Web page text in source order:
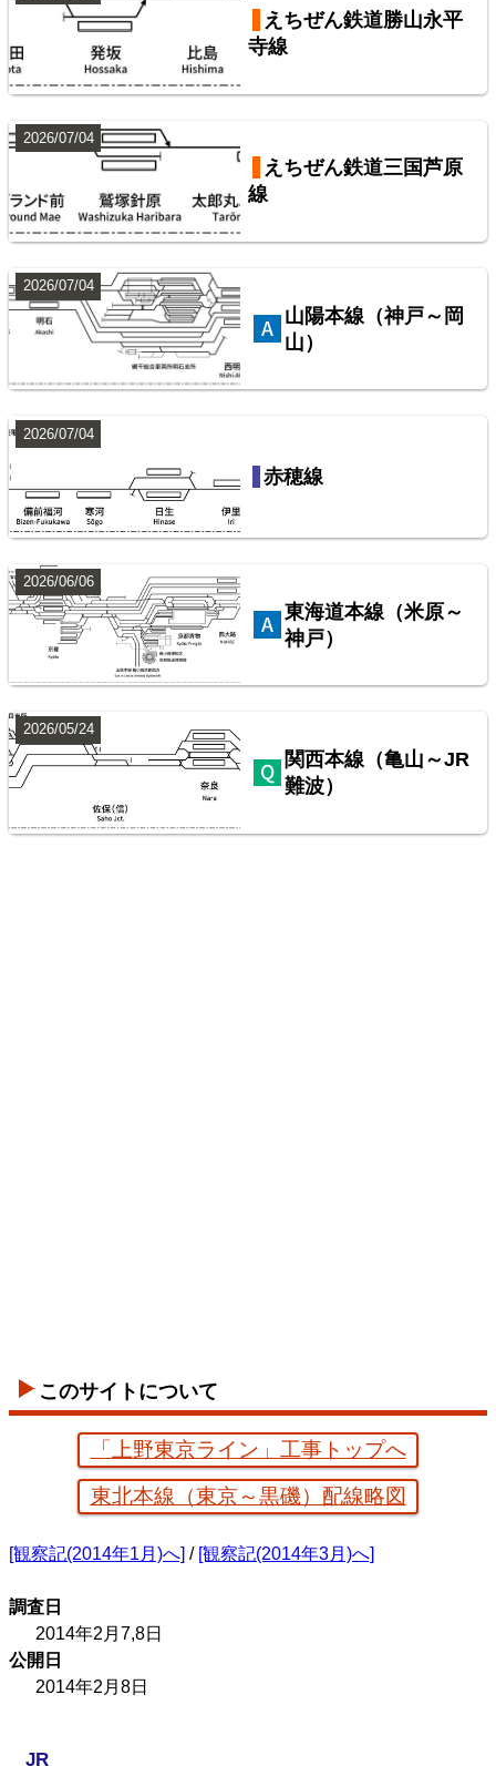
西武鉄道池袋線
えちぜん鉄道勝山永平
寺線
えちぜん鉄道三国芦原
線
2026/07/04
山陽本線（神戸～岡
山）
2026/07/04
赤穂線
2026/07/04
東海道本線（米原～
神戸）
2026/06/06
関西本線（亀山～JR
難波）
2026/05/24
このサイトについて
「上野東京ライン」工事トップへ
東北本線（東京～黒磯）配線略図
[観察記(2014年1月)へ] / [観察記(2014年3月)へ]
調査日
2014年2月7,8日
公開日
2014年2月8日
JR